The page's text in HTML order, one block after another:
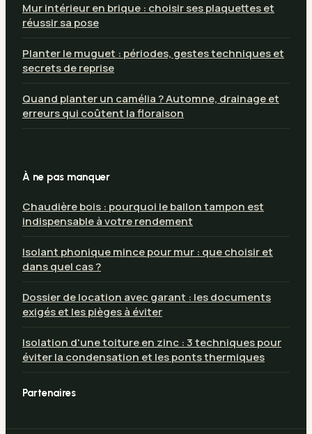
Mur intérieur en brique : choisir ses plaquettes et
réussir sa pose
Planter le muguet : périodes, gestes techniques et
secrets de reprise
Quand planter un camélia ? Automne, drainage et
erreurs qui coûtent la floraison
À ne pas manquer
Chaudière bois : pourquoi le ballon tampon est
indispensable à votre rendement
Isolant phonique mince pour mur : que choisir et
dans quel cas ?
Dossier de location avec garant : les documents
exigés et les pièges à éviter
Isolation d'une toiture en zinc : 3 techniques pour
éviter la condensation et les ponts thermiques
Partenaires